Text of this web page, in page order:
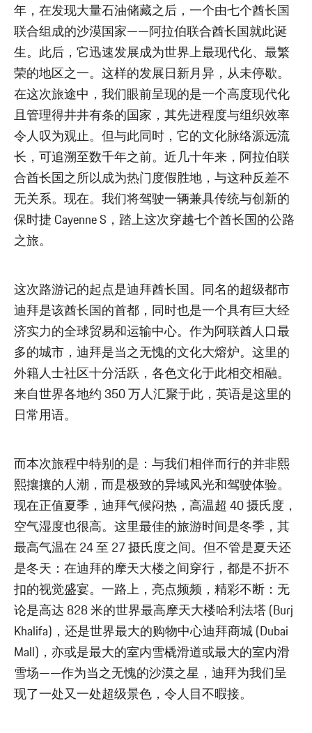
年，在发现大量石油储藏之后，一个由七个酋长国
联合组成的沙漠国家——阿拉伯联合酋长国就此诞
生。此后，它迅速发展成为世界上最现代化、最繁
荣的地区之一。这样的发展日新月异，从未停歇。
在这次旅途中，我们眼前呈现的是一个高度现代化
且管理得井井有条的国家，其先进程度与组织效率
令人叹为观止。但与此同时，它的文化脉络源远流
长，可追溯至数千年之前。近几十年来，阿拉伯联
合酋长国之所以成为热门度假胜地，与这种反差不
无关系。现在。我们将驾驶一辆兼具传统与创新的
保时捷 Cayenne S，踏上这次穿越七个酋长国的公路
之旅。
这次路游记的起点是迪拜酋长国。同名的超级都市
迪拜是该酋长国的首都，同时也是一个具有巨大经
济实力的全球贸易和运输中心。作为阿联酋人口最
多的城市，迪拜是当之无愧的文化大熔炉。这里的
外籍人士社区十分活跃，各色文化于此相交相融。
来自世界各地约 350 万人汇聚于此，英语是这里的
日常用语。
而本次旅程中特别的是：与我们相伴而行的并非熙
熙攘攘的人潮，而是极致的异域风光和驾驶体验。
现在正值夏季，迪拜气候闷热，高温超 40 摄氏度，
空气湿度也很高。这里最佳的旅游时间是冬季，其
最高气温在 24 至 27 摄氏度之间。但不管是夏天还
是冬天：在迪拜的摩天大楼之间穿行，都是不折不
扣的视觉盛宴。一路上，亮点频频，精彩不断：无
论是高达 828 米的世界最高摩天大楼哈利法塔 (Burj
Khalifa)，还是世界最大的购物中心迪拜商城 (Dubai
Mall)，亦或是最大的室内雪橇滑道或最大的室内滑
雪场——作为当之无愧的沙漠之星，迪拜为我们呈
现了一处又一处超级景色，令人目不暇接。